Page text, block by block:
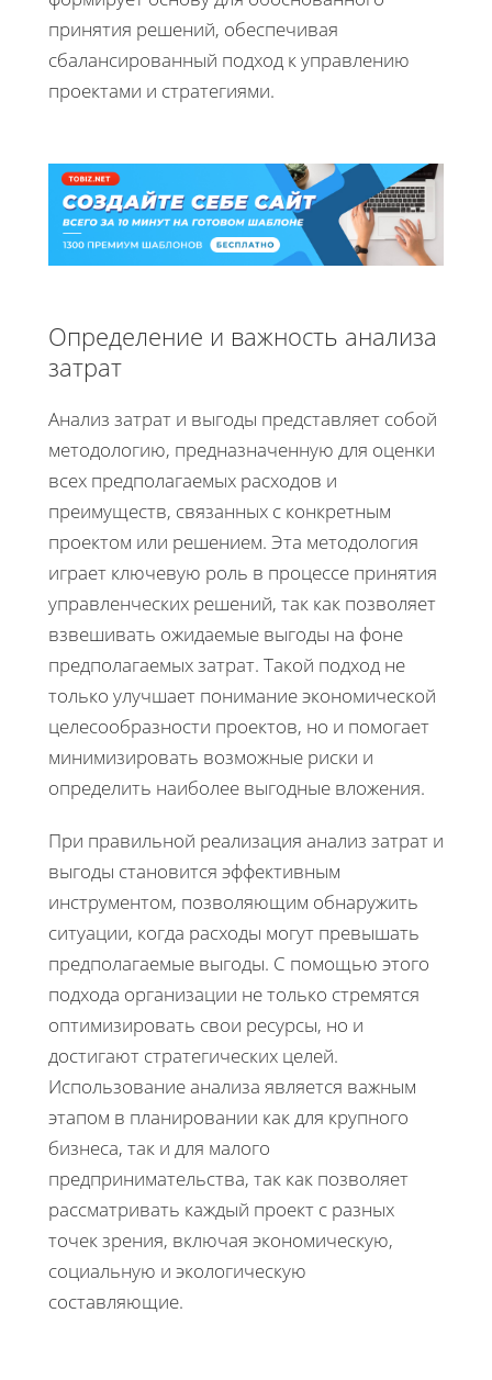
принятия решений, обеспечивая
сбалансированный подход к управлению
проектами и стратегиями.
Определение и важность анализа
затрат
Анализ затрат и выгоды представляет собой
методологию, предназначенную для оценки
всех предполагаемых расходов и
преимуществ, связанных с конкретным
проектом или решением. Эта методология
играет ключевую роль в процессе принятия
управленческих решений, так как позволяет
взвешивать ожидаемые выгоды на фоне
предполагаемых затрат. Такой подход не
только улучшает понимание экономической
целесообразности проектов, но и помогает
минимизировать возможные риски и
определить наиболее выгодные вложения.
При правильной реализация анализ затрат и
выгоды становится эффективным
инструментом, позволяющим обнаружить
ситуации, когда расходы могут превышать
предполагаемые выгоды. С помощью этого
подхода организации не только стремятся
оптимизировать свои ресурсы, но и
достигают стратегических целей.
Использование анализа является важным
этапом в планировании как для крупного
бизнеса, так и для малого
предпринимательства, так как позволяет
рассматривать каждый проект с разных
точек зрения, включая экономическую,
социальную и экологическую
составляющие.